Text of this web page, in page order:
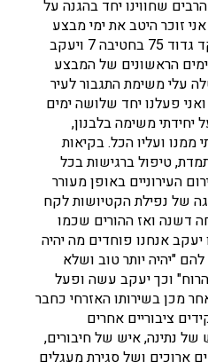
שחווינו יחד בהגנה על
זוכר היטב את ימי מבצע
"ענבי זעם", כאשר אני מפקד גדוד 75 בחטיבה 7 ויעקב
הראשונים של המבצע
עלי משימת התגבור לעיר
פעלנו יחד שלושה ימים
משימה בלבנון,
ממנו ועליו הכל. בקיאות
טיפול ברגישות בכל
העירוניים באופן מעורר
של נפילת הקטיושות לקח
דשנה ואז ההורים שכמו
יעקב אנחנו פוחדים מה יהיה
"יהיה יותר טוב ושלא
וכך יעקב עשה ופעל
מכן בשירותו האזרחי כחבר
ציבוריים אחרים
של נתינה, איש של חיבורים,
ארוכים ושל סגירת מעגלים